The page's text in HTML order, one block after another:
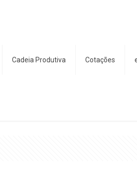
Cadeia Produtiva Cotações